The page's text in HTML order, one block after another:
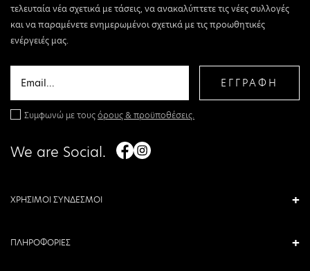
τελευταία νέα σχετικά με τάσεις, να ανακαλύπτετε τις νέες συλλογές
και να παραμένετε ενημερωμένοι σχετικά με τις προωθητικές
ενέργειές μας.
ΕΓΓΡΑΦΗ
Συμφωνώ με τουςόρους & προϋποθέσεις.
We are Social.
ΧΡΗΣΙΜΟΙ ΣΥΝΔΕΣΜΟΙ
ΠΛΗΡΟΦΟΡΙΕΣ